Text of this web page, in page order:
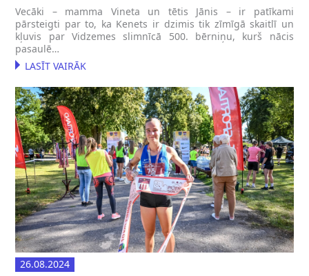
Vecāki – mamma Vineta un tētis Jānis – ir patīkami
pārsteigti par to, ka Kenets ir dzimis tik zīmīgā skaitlī un
kļuvis par Vidzemes slimnīcā 500. bērniņu, kurš nācis
pasaulē…
LASĪT VAIRĀK
26.08.2024